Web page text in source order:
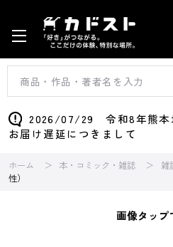
2026/07/29 令和8年熊本
お届け遅延につきまして
ホーム 本・コミック・雑誌 雑
性）
画像タップ